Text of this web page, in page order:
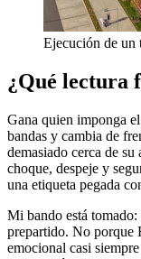
Ejecución de un
¿Qué lectura
Gana quien imponga
bandas y cambia de
demasiado cerca de
choque, despeje y
una etiqueta pegada
Mi bando está
prepartido. No porque
emocional casi